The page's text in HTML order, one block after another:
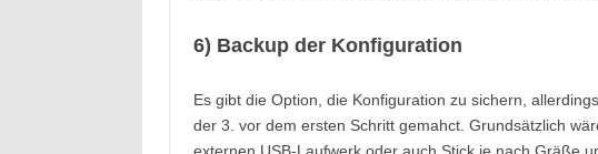
6) Backup der Konfiguration
Es gibt die Option, die Konfiguration zu sichern,
der 3. vor dem ersten Schritt gemahct. Grundsätzlich